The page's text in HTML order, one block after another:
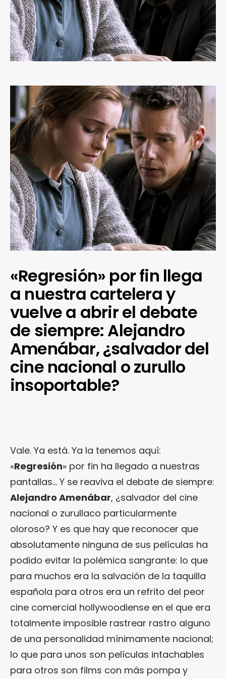
«Regresión» por fin llega
a nuestra cartelera y
vuelve a abrir el debate
de siempre: Alejandro
Amenábar, ¿salvador del
cine nacional o zurullo
insoportable?
Vale. Ya está. Ya la tenemos aquí:
«Regresión» por fin ha llegado a nuestras
pantallas… Y se reaviva el debate de siempre:
Alejandro Amenábar, ¿salvador del cine
nacional o zurullaco particularmente
oloroso? Y es que hay que reconocer que
absolutamente ninguna de sus películas ha
podido evitar la polémica sangrante: lo que
para muchos era la salvación de la taquilla
española para otros era un refrito del peor
cine comercial hollywoodiense en el que era
totalmente imposible rastrear rastro alguno
de una personalidad mínimamente nacional;
lo que para unos son películas intachables
para otros son films con más pompa y